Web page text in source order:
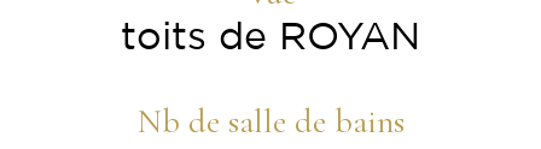
toits de ROYAN
Nb de salle de bains